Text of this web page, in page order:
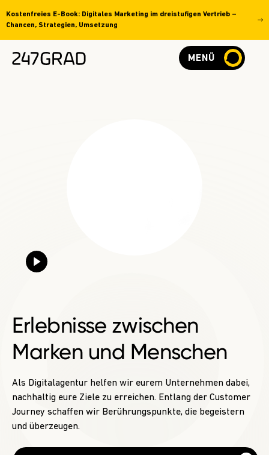
Kostenfreies E-Book: Digitales Marketing im dreistufigen Vertrieb –
Chancen, Strategien, Umsetzung
MENÜ
Erlebnisse zwischen
Marken und Menschen
Als Digitalagentur helfen wir eurem Unternehmen dabei,
nachhaltig eure Ziele zu erreichen. Entlang der Customer
Journey schaffen wir Berührungspunkte, die begeistern
und überzeugen.